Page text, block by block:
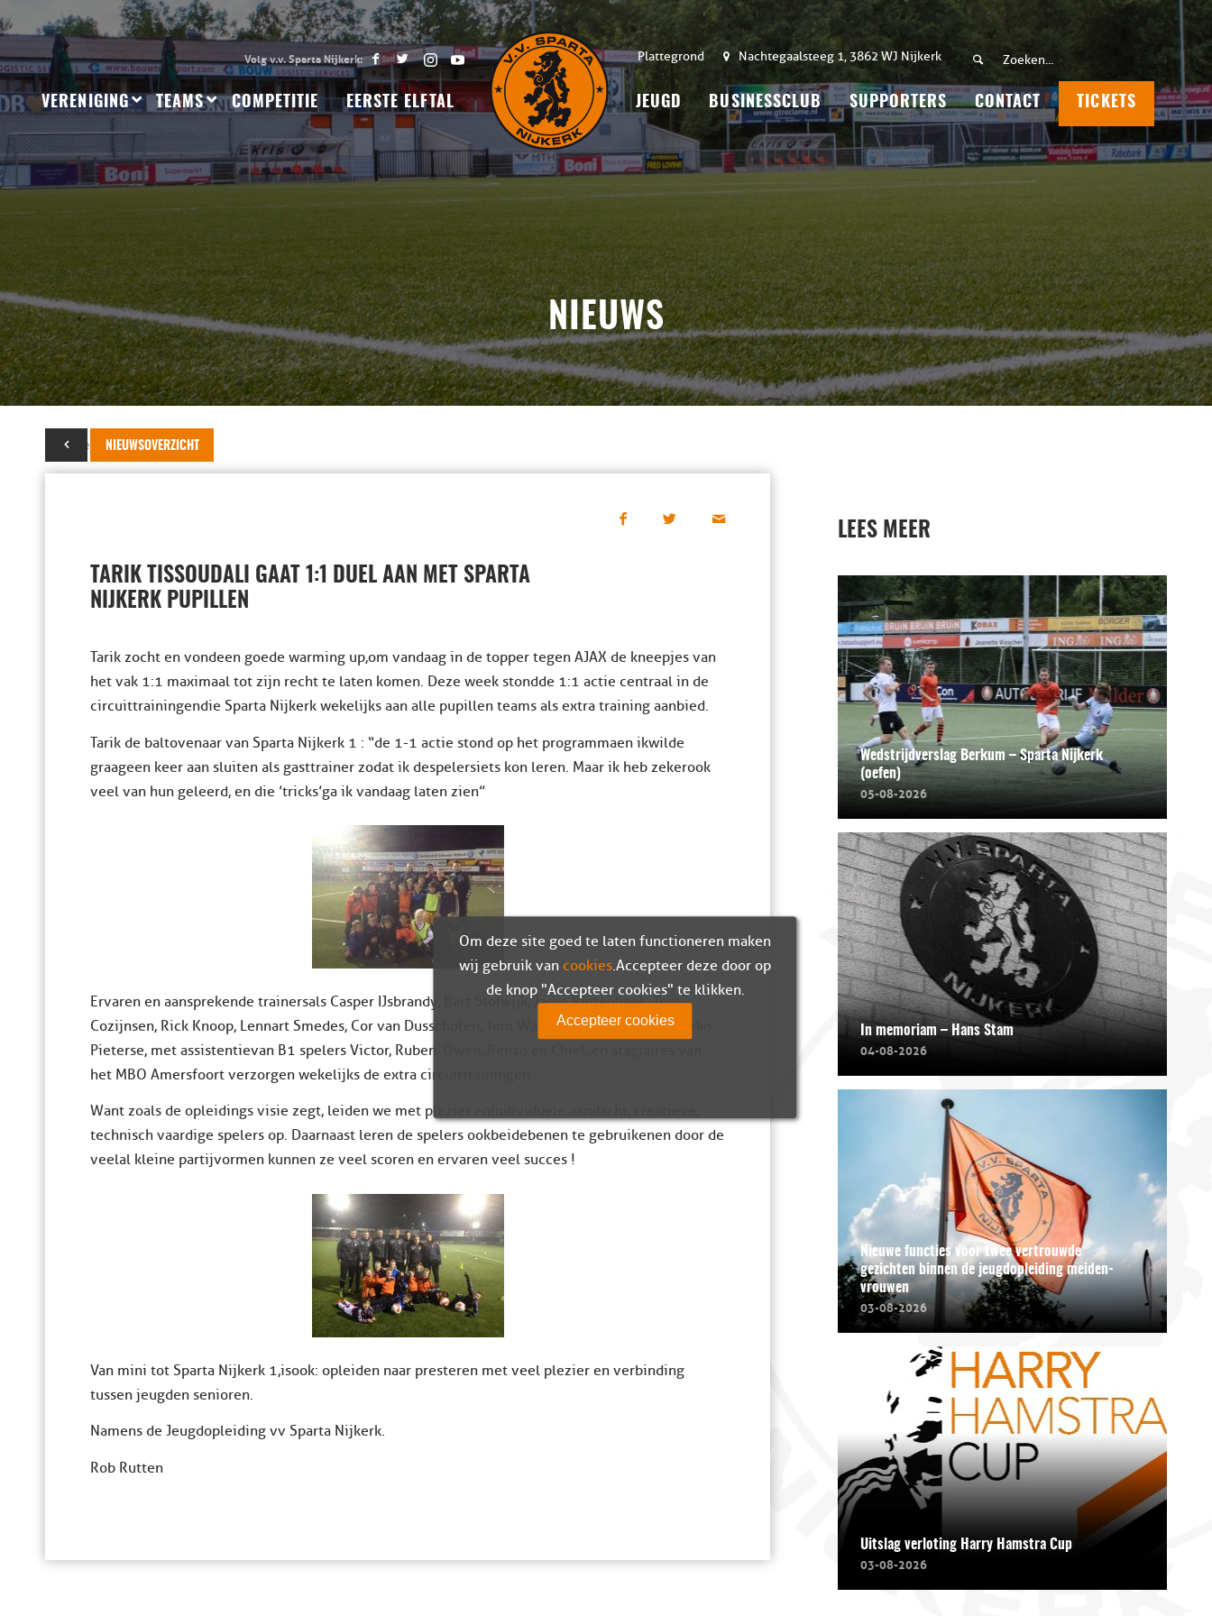
Plattegrond Nachtegaalsteeg 1, 3862 WJ Nijkerk
VERENIGING TEAMS COMPETITIE EERSTE ELFTAL JEUGD BUSINESSCLUB SUPPORTERS CONTACT TICKETS
NIEUWS
NIEUWSOVERZICHT
13 december 2013
TARIK TISSOUDALI GAAT 1:1 DUEL AAN MET SPARTA
NIJKERK PUPILLEN
Tarik zocht en vond een goede warming up, om vandaag in de topper tegen AJAX de kneepjes van
het vak 1:1 maximaal tot zijn recht te laten komen. Deze week stond de 1:1 actie centraal in de
circuittrainingen die Sparta Nijkerk wekelijks aan alle pupillen teams als extra training aanbied.
Tarik de baltovenaar van Sparta Nijkerk 1 : “de 1-1 actie stond op het programma en ik wilde
graag een keer aan sluiten als gasttrainer zodat ik de spelers iets kon leren. Maar ik heb zeker ook
veel van hun geleerd, en die ’tricks’ ga ik vandaag laten zien”
Ervaren en aansprekende trainers als Casper IJsbrandy, Bart Stolwijk, Jaron Ruitenbeek, Tom
Cozijnsen, Rick Knoop, Lennart Smedes, Cor van Dusschoten, Tom Wallet, Gertjan Buitink, Marko
Pieterse, met assistentie van B1 spelers Victor, Ruben, Owen, Renzo en Chiel, en stagiaires van
het MBO Amersfoort verzorgen wekelijks de extra circuittrainingen.
Want zoals de opleidings visie zegt, leiden we met plezier en individuele aandacht, creatieve,
technisch vaardige spelers op. Daarnaast leren de spelers ook beide benen te gebruiken en door de
veelal kleine partijvormen kunnen ze veel scoren en ervaren veel succes !
Van mini tot Sparta Nijkerk 1, is ook: opleiden naar presteren met veel plezier en verbinding
tussen jeugd en senioren.
Namens de Jeugdopleiding vv Sparta Nijkerk.
Rob Rutten
LEES MEER
Wedstrijdverslag Berkum – Sparta Nijkerk
(oefen)
05-08-2026
In memoriam – Hans Stam
04-08-2026
Nieuwe functies voor twee vertrouwde
gezichten binnen de jeugdopleiding meiden-
vrouwen
03-08-2026
Uitslag verloting Harry Hamstra Cup
03-08-2026
Om deze site goed te laten functioneren maken
wij gebruik van cookies. Accepteer deze door op
de knop "Accepteer cookies" te klikken.
Accepteer cookies